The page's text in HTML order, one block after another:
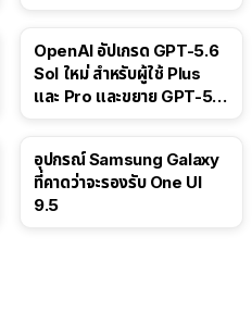
OpenAI อัปเกรด GPT-5.6
Sol ใหม่ สำหรับผู้ใช้ Plus
และ Pro และขยาย GPT-5.6
อุปกรณ์ Samsung Galaxy
ที่คาดว่าจะรองรับ One UI
9.5